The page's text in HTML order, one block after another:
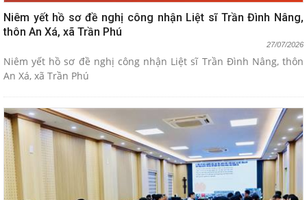
Niêm yết hồ sơ đề nghị công nhận Liệt sĩ Trần Đình Nâng,
thôn An Xá, xã Trần Phú
27/07/2026
Niêm yết hồ sơ đề nghị công nhận Liệt sĩ Trần Đình Nâng, thôn
An Xá, xã Trần Phú